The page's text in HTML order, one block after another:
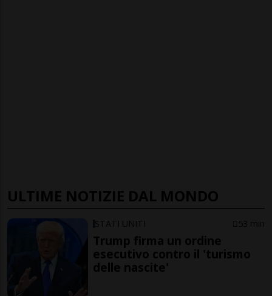
ULTIME NOTIZIE DAL MONDO
STATI UNITI 53 min
Trump firma un ordine
esecutivo contro il 'turismo
delle nascite'